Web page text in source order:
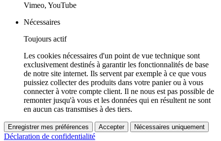
Vimeo, YouTube
Nécessaires
Toujours actif
Les cookies nécessaires d'un point de vue technique sont
exclusivement destinés à garantir les fonctionnalités de base
de notre site internet. Ils servent par exemple à ce que vous
puissiez collecter des produits dans votre panier ou à vous
connecter à votre compte client. Il ne nous est pas possible de
remonter jusqu'à vous et les données qui en résultent ne sont
en aucun cas transmises à des tiers.
Enregistrer mes préférences Accepter Nécessaires uniquement
Déclaration de confidentialité